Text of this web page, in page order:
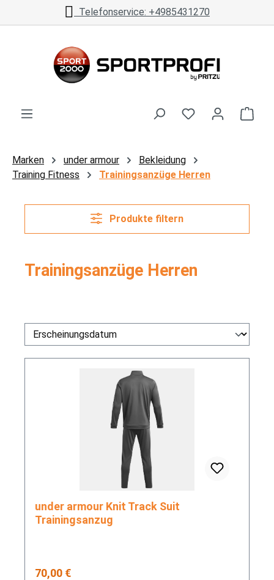
Zum Hauptinhalt springenTelefonservice: +4985431270
Marken under armour
Bekleidung
Training Fitness
Trainingsanzüge Herren
Produkte filtern
Trainingsanzüge Herren
under armour Knit Track Suit
Trainingsanzug
Regulärer Preis:
70,00 €